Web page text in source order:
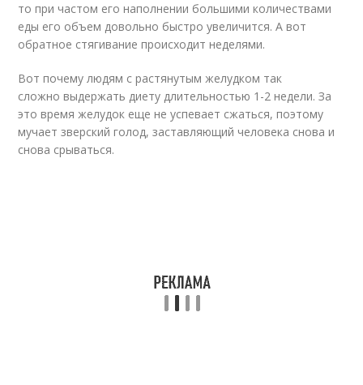
то при частом его наполнении большими количествами
еды его объем довольно быстро увеличится. А вот
обратное стягивание происходит неделями.
Вот почему людям с растянутым желудком так
сложно выдержать диету длительностью 1-2 недели. За
это время желудок еще не успевает сжаться, поэтому
мучает зверский голод, заставляющий человека снова и
снова срываться.